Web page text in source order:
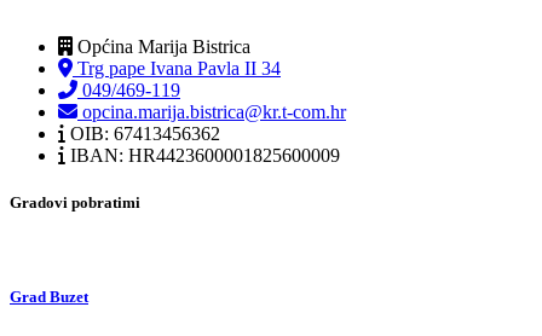
Općina Marija Bistrica
Trg pape Ivana Pavla II 34
049/469-119
opcina.marija.bistrica@kr.t-com.hr
OIB: 67413456362
IBAN: HR4423600001825600009
Gradovi pobratimi
Grad Buzet